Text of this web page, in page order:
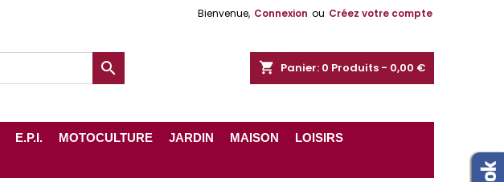
Bienvenue, Connexion ou Créez votre compte
shopping_cart Panier: 0 Produits - 0,00 €

E.P.I. MOTOCULTURE JARDIN MAISON
LOISIRS